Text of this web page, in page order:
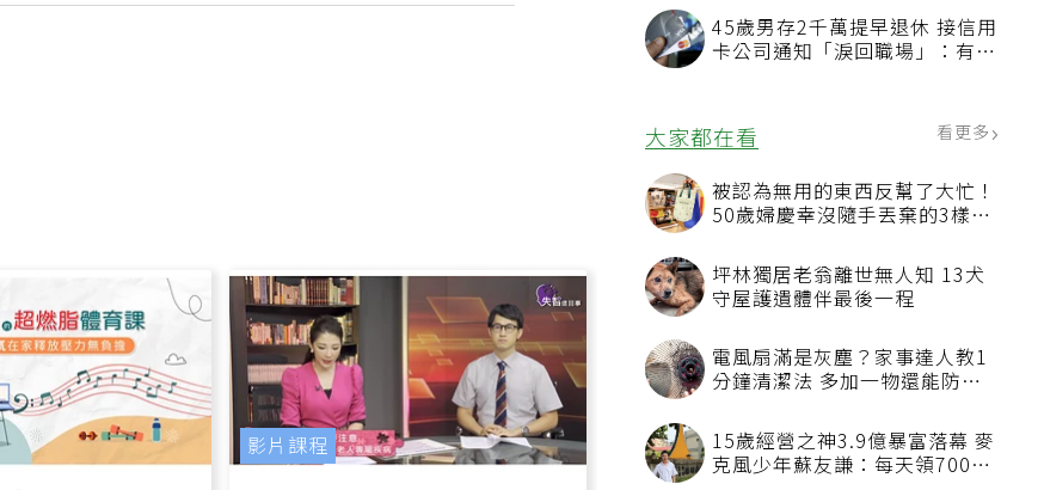
45歲男存2千萬提早退休 接信用
卡公司通知「淚回職場」：有錢
大家都在看
被認為無用的東西反幫了大忙！
50歲婦慶幸沒隨手丟棄的3樣物
坪林獨居老翁離世無人知 13犬
守屋護遺體伴最後一程
電風扇滿是灰塵？家事達人教1
15歲經營之神3.9億暴富落幕 麥
克風少年蘇友謙：每天領700元
影片課程